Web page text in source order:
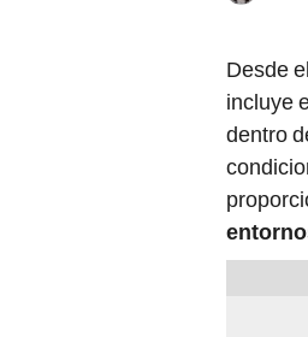
Desde
incluye
dentro